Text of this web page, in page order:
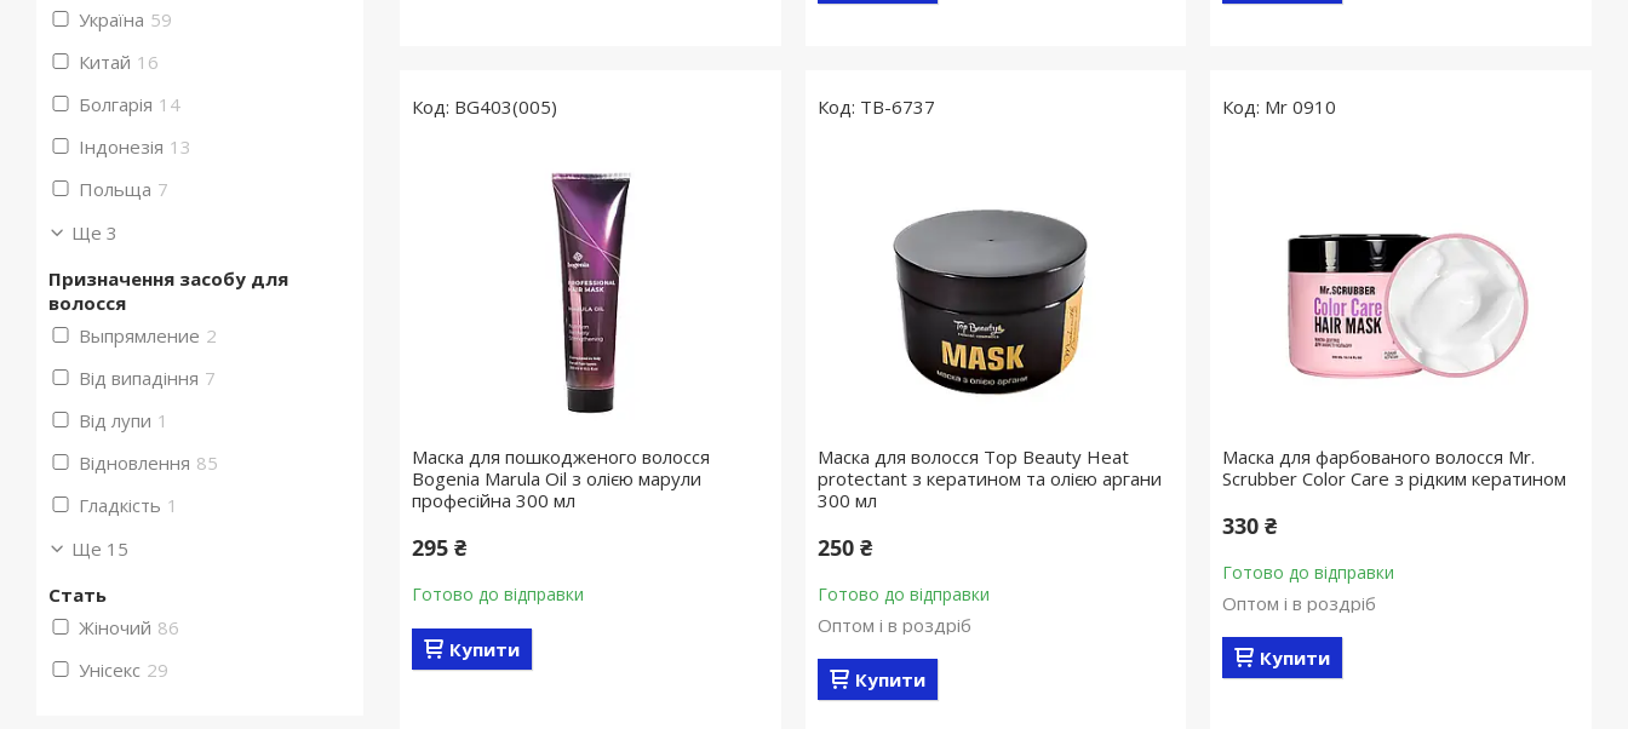
BG403(005)
Маска для пошкодженого волосся
Bogenia Marula Oil з олією марули
професійна 300 мл
295 ₴
Готово до відправки
Купити
TB-6737
Маска для волосся Top Beauty Heat
protectant з кератином та олією аргани
300 мл
250 ₴
Готово до відправки
Оптом і в роздріб
Купити
Mr 0910
Маска для фарбованого волосся Mr.
Scrubber Color Care з рідким кератином
330 ₴
Готово до відправки
Оптом і в роздріб
Купити
Україна 59
Китай 16
Болгарія 14
Індонезія 13
Польща 7
Ще 3
Призначення засобу для
волосся
Выпрямление 2
Від випадіння 7
Від лупи 1
Відновлення 85
Гладкість 1
Ще 15
Стать
Жіночий 86
Унісекс 29